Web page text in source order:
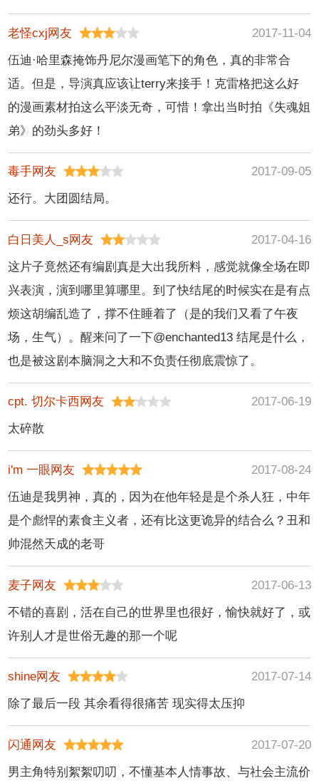
克·迪克林,乔·奥斯蒙
德,塞西莉·费伊,史宾
塞·洛克,特雷弗·圣约
翰
老怪cxj网友
2017-11-04
伍迪·哈里森掩饰丹尼尔漫画笔下的角色，真的非常合
适。但是，导演真应该让terry来接手！克雷格把这么好
的漫画素材拍这么平淡无奇，可惜！拿出当时拍《失魂姐
弟》的劲头多好！
毒手网友
2017-09-05
还行。大团圆结局。
白日美人_s网友
2017-04-16
这片子竟然还有编剧真是大出我所料，感觉就像全场在即
兴表演，演到哪里算哪里。到了快结尾的时候实在是有点
烦这胡编乱造了，撑不住睡着了（是的我们又看了午夜
场，生气）。醒来问了一下@enchanted13 结尾是什么，
也是被这剧本脑洞之大和不负责任彻底震惊了。
cpt. 切尔卡西网友
2017-06-19
太碎散
i'm 一眼网友
2017-08-24
伍迪是我男神，真的，因为在他年轻是是个杀人狂，中年
是个彪悍的素食主义者，还有比这更诡异的结合么？丑和
帅混然天成的老哥
麦子网友
2017-06-13
不错的喜剧，活在自己的世界里也很好，愉快就好了，或
许别人才是世俗无趣的那一个呢
shine网友
2017-07-14
除了最后一段 其余看得很痛苦 现实得太压抑
闪通网友
2017-07-20
男主角特别絮絮叨叨，不懂基本人情事故、与社会主流价